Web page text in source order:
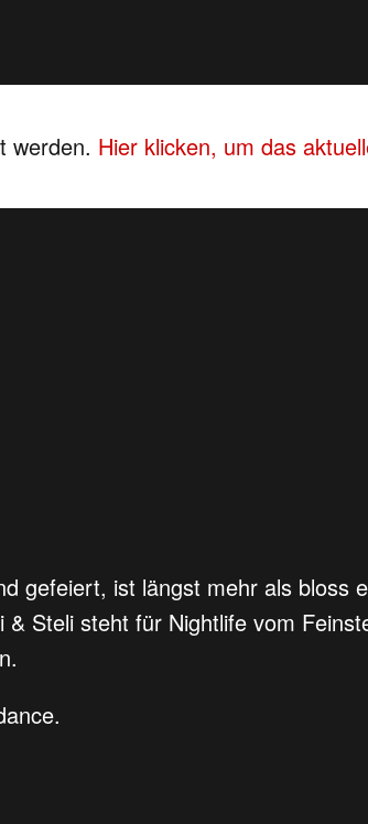
werden. Hier klicken, um das
gefeiert, ist längst mehr als bloss
Steli steht für Nightlife vom